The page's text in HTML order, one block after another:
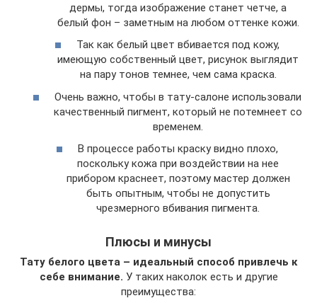
дермы, тогда изображение станет четче, а
белый фон – заметным на любом оттенке кожи.
Так как белый цвет вбивается под кожу,
имеющую собственный цвет, рисунок выглядит
на пару тонов темнее, чем сама краска.
Очень важно, чтобы в тату-салоне использовали
качественный пигмент, который не потемнеет со
временем.
В процессе работы краску видно плохо,
поскольку кожа при воздействии на нее
прибором краснеет, поэтому мастер должен
быть опытным, чтобы не допустить
чрезмерного вбивания пигмента.
Плюсы и минусы
Тату белого цвета – идеальный способ привлечь к
себе внимание. У таких наколок есть и другие
преимущества: